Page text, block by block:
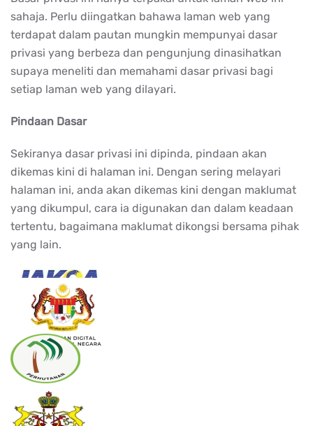
sahaja. Perlu diingatkan bahawa laman web yang
terdapat dalam pautan mungkin mempunyai dasar
privasi yang berbeza dan pengunjung dinasihatkan
supaya meneliti dan memahami dasar privasi bagi
setiap laman web yang dilayari.
Pindaan Dasar
Sekiranya dasar privasi ini dipinda, pindaan akan
dikemas kini di halaman ini. Dengan sering melayari
halaman ini, anda akan dikemas kini dengan maklumat
yang dikumpul, cara ia digunakan dan dalam keadaan
tertentu, bagaimana maklumat dikongsi bersama pihak
yang lain.